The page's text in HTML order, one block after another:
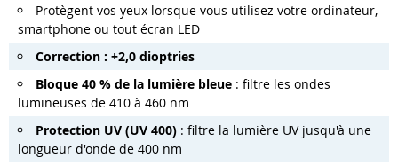
Protègent vos yeux lorsque vous utilisez votre ordinateur,
smartphone ou tout écran LED
Correction : +2,0 dioptries
Bloque 40 % de la lumière bleue : filtre les ondes
lumineuses de 410 à 460 nm
Protection UV (UV 400) : filtre la lumière UV jusqu'à une
longueur d'onde de 400 nm